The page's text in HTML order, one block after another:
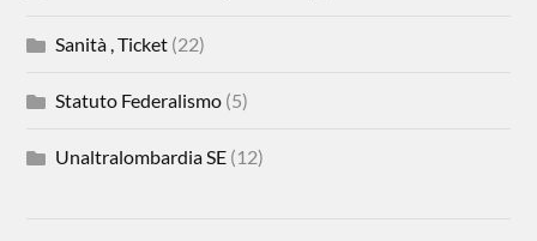
Sanità , Ticket (22)
Statuto Federalismo (5)
Unaltralombardia SE (12)